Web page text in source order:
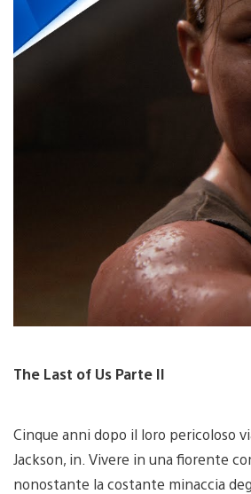
The Last of Us Parte II
Cinque anni dopo il loro pericoloso
Jackson, in. Vivere in una fiorente
nonostante la costante minaccia